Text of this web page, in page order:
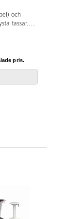
och
tassar.
Testad
miljö enligt
pris.